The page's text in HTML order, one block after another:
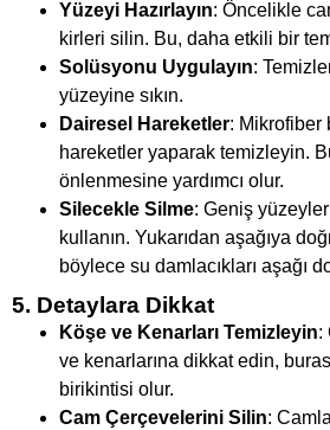
Yüzeyi Hazırlayın: Öncelikle
kirleri silin. Bu, daha etkili bir
Solüsyonu Uygulayın:
yüzeyine sıkın.
Dairesel Hareketler: Mikrofiber
hareketler yaparak temizleyin.
önlenmesine yardımcı olur.
Silecekle Silme: Geniş
kullanın. Yukarıdan aşağıya
böylece su damlacıkları aşağı
5. Detaylara Dikkat
Köşe ve Kenarları Temizleyin:
ve kenarlarına dikkat edin,
birikintisi olur.
Cam Çerçevelerini Silin: